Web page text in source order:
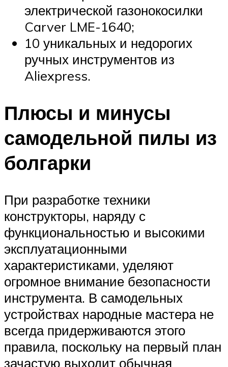
электрической газонокосилки
Carver LME-1640;
10 уникальных и недорогих
ручных инструментов из
Aliexpress.
Плюсы и минусы
самодельной пилы из
болгарки
При разработке техники
конструкторы, наряду с
функциональностью и высокими
эксплуатационными
характеристиками, уделяют
огромное внимание безопасности
инструмента. В самодельных
устройствах народные мастера не
всегда придерживаются этого
правила, поскольку на первый план
зачастую выходит обычная